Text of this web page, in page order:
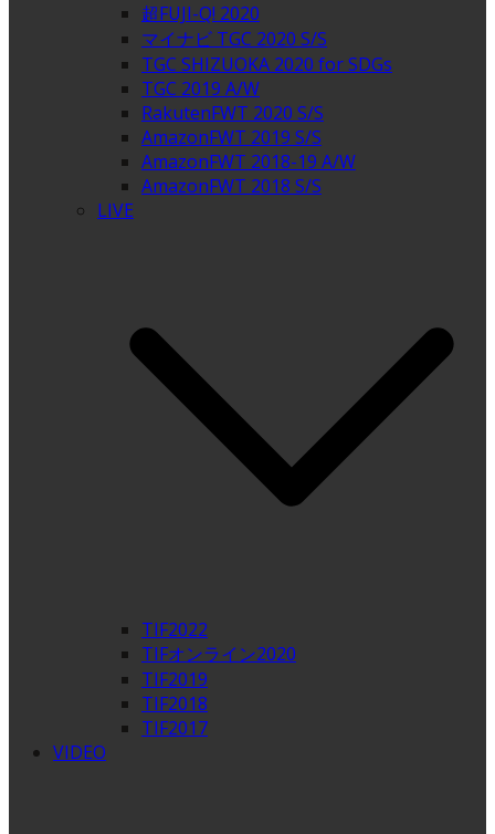
超FUJI-Q! 2020
マイナビ TGC 2020 S/S
TGC SHIZUOKA 2020 for SDGs
TGC 2019 A/W
RakutenFWT 2020 S/S
AmazonFWT 2019 S/S
AmazonFWT 2018-19 A/W
AmazonFWT 2018 S/S
LIVE
TIF2022
TIFオンライン2020
TIF2019
TIF2018
TIF2017
VIDEO